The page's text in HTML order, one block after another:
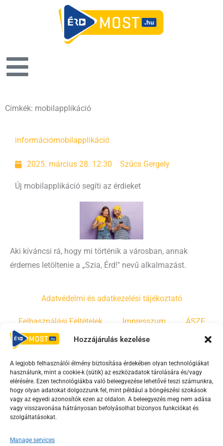
Hozzájárulás kezelése
A legjobb felhasználói élmény biztosítása érdekében olyan technológiákat
használunk, mint a cookie-k (sütik) az eszközadatok tárolására és/vagy
elérésére. Ezen technológiákba való beleegyezése lehetővé teszi számunkra,
hogy olyan adatokat dolgozzunk fel, mint például a böngészési szokások
vagy az egyedi azonosítók ezen az oldalon. A beleegyezés meg nem adása
vagy visszavonása hátrányosan befolyásolhat bizonyos funkciókat és
szolgáltatásokat.
Manage services
Címkék: mobilapplikáció
információmobilapplikáció
2025. március 28. 12:30 Szűcs Gergely
Új mobilapplikáció segíti az érdieket
Aki kíváncsi rá, hogy mi történik a városban, annak
érdemes letöltenie a „Szia, Érd!" nevű alkalmazást.
Adatvédelmi és adatkezelési tájékoztató
Felhasználási Feltételek Impresszum ÁSZF
Irányelvek Moderálási szabályzat
F
a
c
e
Y
o
u
t
T
i
k